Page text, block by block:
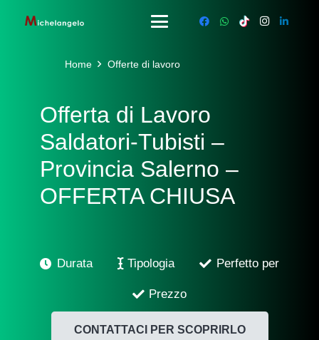
Home Offerte di lavoro
Offerta di Lavoro
Saldatori-Tubisti –
Provincia Salerno –
OFFERTA CHIUSA
Durata Tipologia Perfetto per
Prezzo
CONTATTACI PER SCOPRIRLO